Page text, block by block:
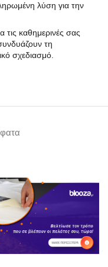
λύση για την
τις καθημερινές σας
τη
σχεδιασμό.